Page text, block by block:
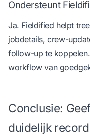
Ondersteunt
Ja. Fieldified helpt
jobdetails, crew-
follow-up te
workflow van
Conclusie:
duidelijk record